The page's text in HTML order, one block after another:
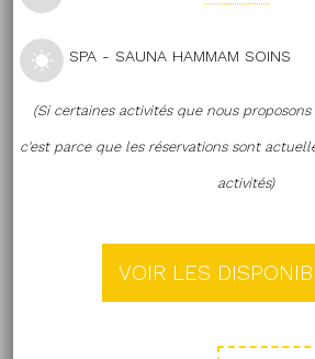
SPA - SAUNA HAMMAM SOINS
(Si certaines activités que nous
c'est parce que les réservations sont
activités)